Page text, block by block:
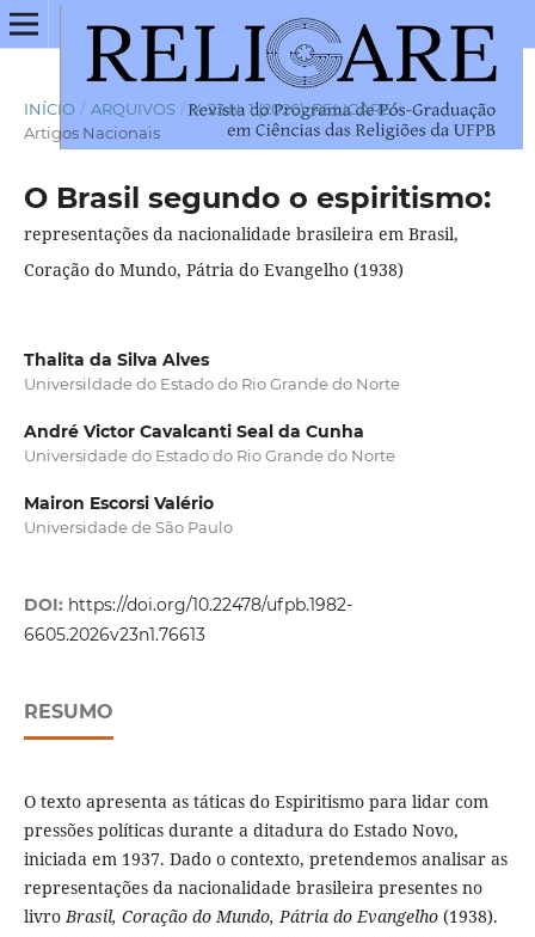
INÍCIO / ARQUIVOS / V. 23 N. 1 (2026): RELIGARE /
Artigos Nacionais
O Brasil segundo o espiritismo:
representações da nacionalidade brasileira em Brasil,
Coração do Mundo, Pátria do Evangelho (1938)
Thalita da Silva Alves
Universildade do Estado do Rio Grande do Norte
André Victor Cavalcanti Seal da Cunha
Universidade do Estado do Rio Grande do Norte
Mairon Escorsi Valério
Universidade de São Paulo
DOI: https://doi.org/10.22478/ufpb.1982-
6605.2026v23n1.76613
RESUMO
O texto apresenta as táticas do Espiritismo para lidar com
pressões políticas durante a ditadura do Estado Novo,
iniciada em 1937. Dado o contexto, pretendemos analisar as
representações da nacionalidade brasileira presentes no
livroBrasil, Coração doMundo,Pátria doEvangelho(1938).